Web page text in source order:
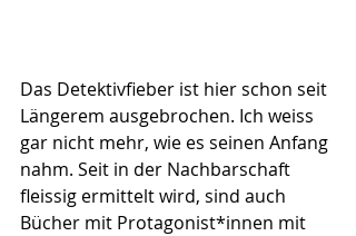
Das Detektivfieber ist hier schon seit
Längerem ausgebrochen. Ich weiss
gar nicht mehr, wie es seinen Anfang
nahm. Seit in der Nachbarschaft
fleissig ermittelt wird, sind auch
Bücher mit Protagonist*innen mit